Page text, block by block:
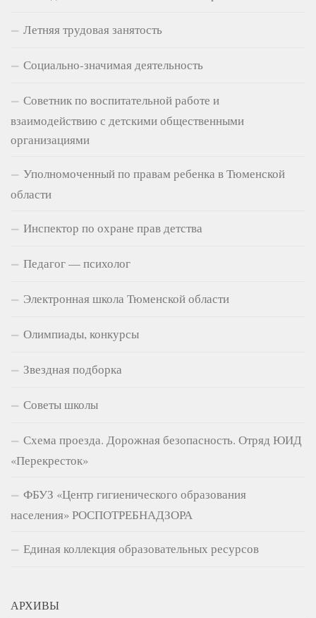
Летняя трудовая занятость
Социально-значимая деятельность
Советник по воспитательной работе и
взаимодействию с детскими общественными
организациями
Уполномоченный по правам ребенка в Тюменской
области
Инспектор по охране прав детства
Педагог — психолог
Электронная школа Тюменской области
Олимпиады, конкурсы
Звездная подборка
Советы школы
Схема проезда. Дорожная безопасность. Отряд ЮИД
«Перекресток»
ФБУЗ «Центр гигиенического образования
населения» РОСПОТРЕБНАДЗОРА
Единая коллекция образовательных ресурсов
АРХИВЫ